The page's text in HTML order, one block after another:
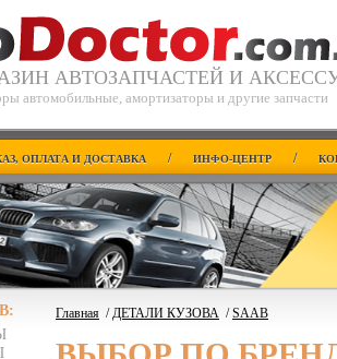
АВТОЗАПЧАСТЕЙ И
автомобильные, амортизаторы и другие запчасти
ОПЛАТА И ДОСТАВКА / ИНФО-ЦЕНТР /
Главная /ДЕТАЛИ КУЗОВА /SAAB